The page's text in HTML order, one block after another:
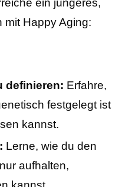
ein jüngeres,
mit Happy Aging:
definieren: Erfahre,
festgelegt ist
kannst.
Lerne, wie du den
aufhalten,